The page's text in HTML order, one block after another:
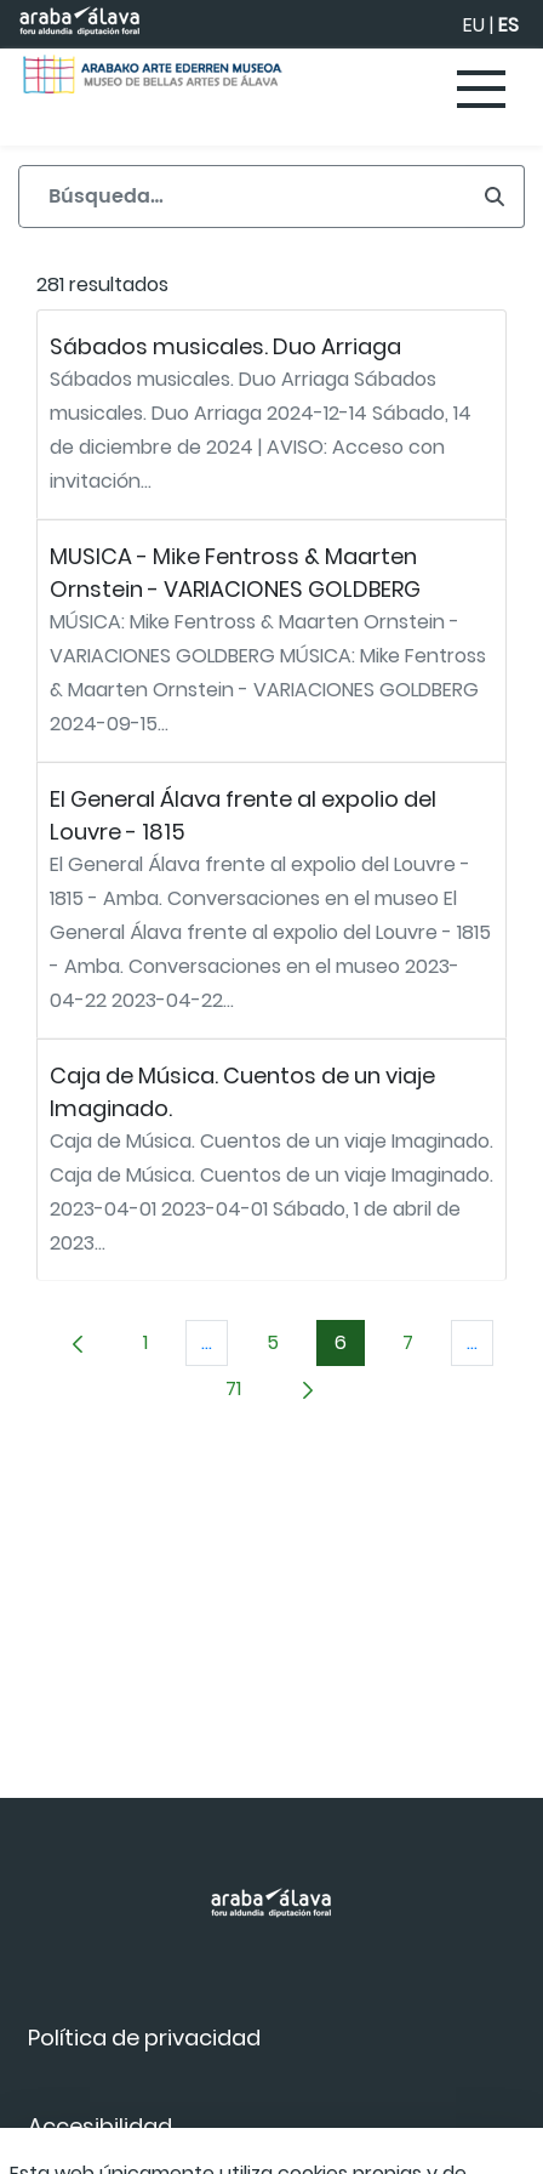
Saltar al contenido principal EU|ES
281 resultados
Sábados musicales. Duo Arriaga
Sábados musicales. Duo Arriaga Sábados
musicales. Duo Arriaga 2024-12-14 Sábado, 14
de diciembre de 2024 | AVISO: Acceso con
invitación...
MUSICA - Mike Fentross & Maarten
Ornstein - VARIACIONES GOLDBERG
MÚSICA: Mike Fentross & Maarten Ornstein -
VARIACIONES GOLDBERG MÚSICA: Mike Fentross
& Maarten Ornstein - VARIACIONES GOLDBERG
2024-09-15...
El General Álava frente al expolio del
Louvre - 1815
El General Álava frente al expolio del Louvre -
1815 - Amba. Conversaciones en el museo El
General Álava frente al expolio del Louvre - 1815
- Amba. Conversaciones en el museo 2023-
04-22 2023-04-22...
Caja de Música. Cuentos de un viaje
Imaginado.
Caja de Música. Cuentos de un viaje Imaginado.
Caja de Música. Cuentos de un viaje Imaginado.
2023-04-01 2023-04-01 Sábado, 1 de abril de
2023...
Página
1 ...Páginas intermedias Use TAB para
Página
5 Página
6 Página
7 ...
Página
71
Política de privacidad
Accesibilidad